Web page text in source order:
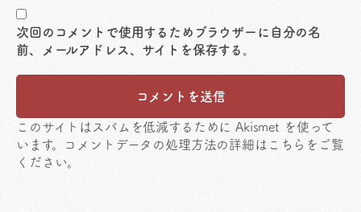
次回のコメントで使用するためブラウザーに自分の名
前、メールアドレス、サイトを保存する。
このサイトはスパムを低減するために Akismet を使って
います。
コメントデータの処理方法の詳細はこちらをご覧
ください。